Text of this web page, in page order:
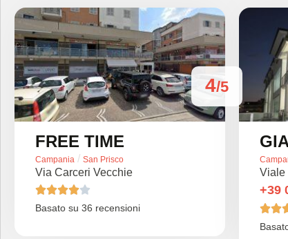
4/5
FREE TIME
Campania / San Prisco
Via Carceri Vecchie

Basato su 36 recensioni
Viale
+39
